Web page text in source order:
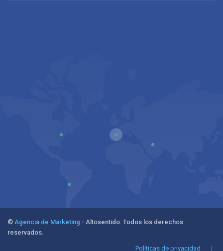
© Agencia de Marketing - Altosentido. Todos los derechos
reservados.
Políticas de privacidad